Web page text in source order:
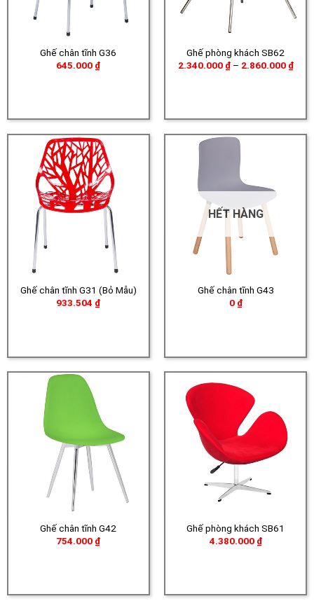
Ghế chân tĩnh G36
645.000 ₫
Ghế phòng khách SB62
2.340.000 ₫ – 2.860.000 ₫
giá:
Ghế chân tĩnh G31 (Bỏ Mẫu)
933.504 ₫
HẾT HÀNG
Ghế chân tĩnh G43
0 ₫
Ghế chân tĩnh G42
754.000 ₫
Ghế phòng khách SB61
4.380.000 ₫